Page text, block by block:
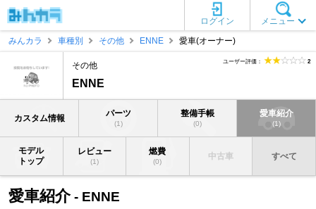
メニュー
ログイン
みんカラ
車種別 その他 ENNE 愛車(オーナー)
その他
ENNE
ユーザー評価： 2
カスタム情報 パーツ
(1)
整備手帳
(0)
愛車紹介
(1)
モデル
トップ
レビュー
(1)
燃費
(0)
中古車 すべて
愛車紹介- ENNE